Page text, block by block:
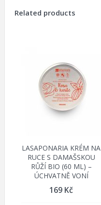
Related products
LASAPONARIA KRÉM NA
RUCE S DAMAŠSKOU
RŮŽÍ BIO (60 ML) –
ÚCHVATNĚ VONÍ
169 Kč